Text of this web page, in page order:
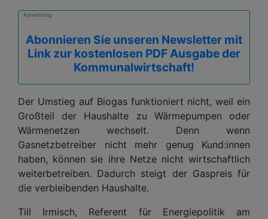
Advertising
Abonnieren Sie unseren Newsletter mit
Link zur kostenlosen PDF Ausgabe der
Kommunalwirtschaft!
Der Umstieg auf Biogas funktioniert nicht, weil ein
Großteil der Haushalte zu Wärmepumpen oder
Wärmenetzen wechselt. Denn wenn
Gasnetzbetreiber nicht mehr genug Kund:innen
haben, können sie ihre Netze nicht wirtschaftlich
weiterbetreiben. Dadurch steigt der Gaspreis für
die verbleibenden Haushalte.
Till Irmisch, Referent für Energiepolitik am